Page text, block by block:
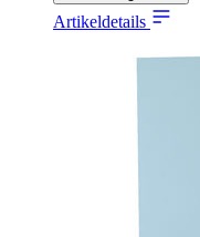
Artikeldetails